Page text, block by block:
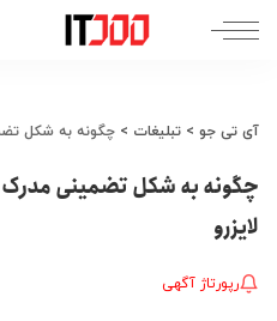
آی تی جو > تبلیغات > چگونه به شکل
چگونه به شکل تضمینی مدرک
لایزرو
رپورتاژ آگهی